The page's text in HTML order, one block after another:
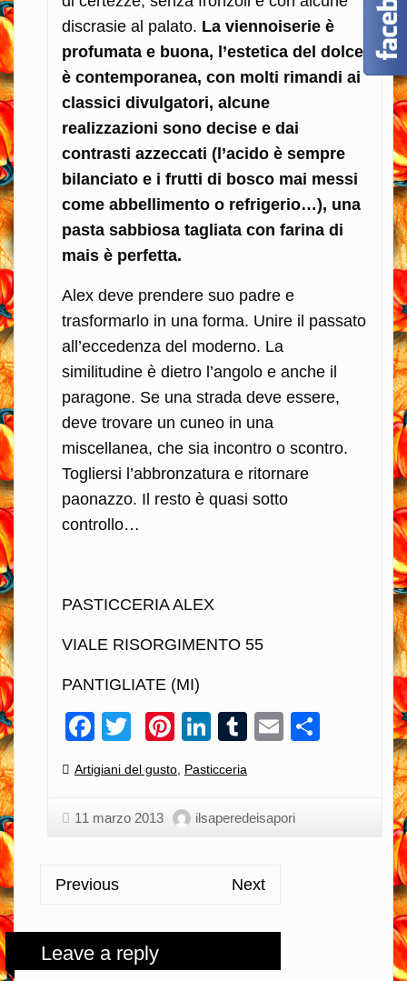
discrasie al palato. La viennoiserie è
profumata e buona, l’estetica del dolce
è contemporanea, con molti rimandi ai
classici divulgatori, alcune
realizzazioni sono decise e dai
contrasti azzeccati (l’acido è sempre
bilanciato e i frutti di bosco mai messi
come abbellimento o refrigerio…), una
pasta sabbiosa tagliata con farina di
mais è perfetta.
Alex deve prendere suo padre e
trasformarlo in una forma. Unire il passato
all’eccedenza del moderno. La
similitudine è dietro l’angolo e anche il
paragone. Se una strada deve essere,
deve trovare un cuneo in una
miscellanea, che sia incontro o scontro.
Togliersi l’abbronzatura e ritornare
paonazzo. Il resto è quasi sotto
controllo…
PASTICCERIA ALEX
VIALE RISORGIMENTO 55
PANTIGLIATE (MI)
Facebook
TwitterPinterest
LinkedIn
Tumblr
Email
Categories:
Artigiani del gusto Pasticceria
11 marzo 2013 ilsaperedeisapori
Previous Next
Leave a reply